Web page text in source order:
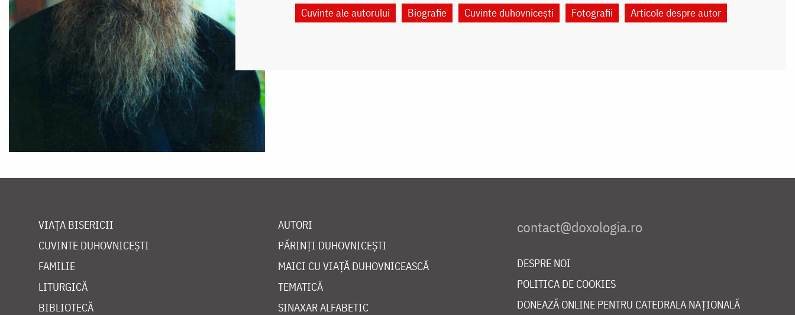
Cuvinte ale autorului Biografie Cuvinte duhovnicești Fotografii Articole despre autor
VIAȚA BISERICII
CUVINTE DUHOVNICEȘTI
FAMILIE
LITURGICĂ
BIBLIOTECĂ
AUTORI
PĂRINȚI DUHOVNICEȘTI
MAICI CU VIAȚĂ DUHOVNICEASCĂ
TEMATICĂ
SINAXAR ALFABETIC
DESPRE NOI
POLITICA DE COOKIES
DONEAZĂ ONLINE PENTRU CATEDRALA NAȚIONALĂ